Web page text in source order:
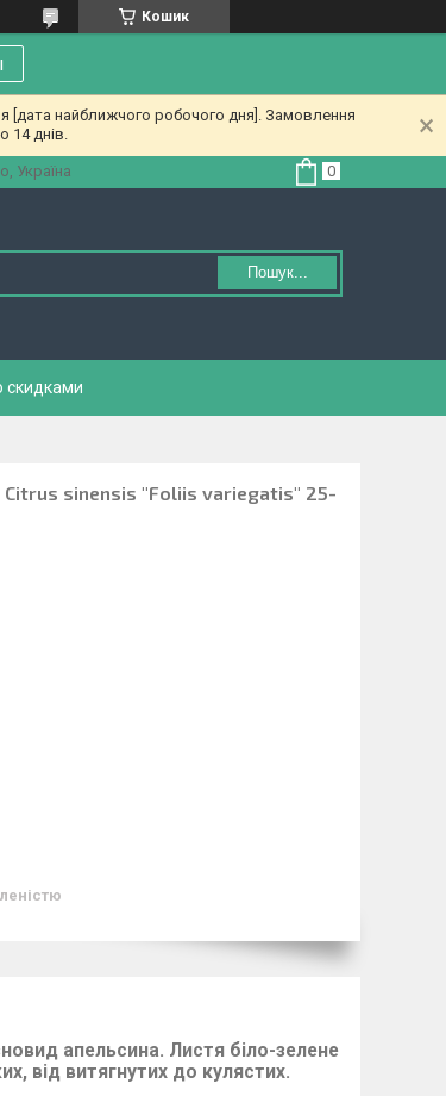
Кошик
[дата найближчого робочого дня]. Замовлення
14 днів.
Україна
Пошук...
скидками
Citrus sinensis "Foliis variegatis" 25-
апельсина. Листя біло-зелене
від витягнутих до кулястих.